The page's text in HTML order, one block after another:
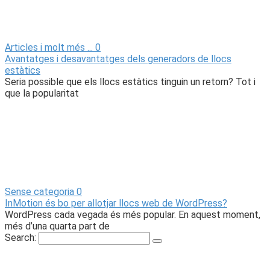
Articles i molt més ... 0
Avantatges i desavantatges dels generadors de llocs
estàtics
Seria possible que els llocs estàtics tinguin un retorn? Tot i
que la popularitat
Sense categoria 0
InMotion és bo per allotjar llocs web de WordPress?
WordPress cada vegada és més popular. En aquest moment,
més d’una quarta part de
Search: